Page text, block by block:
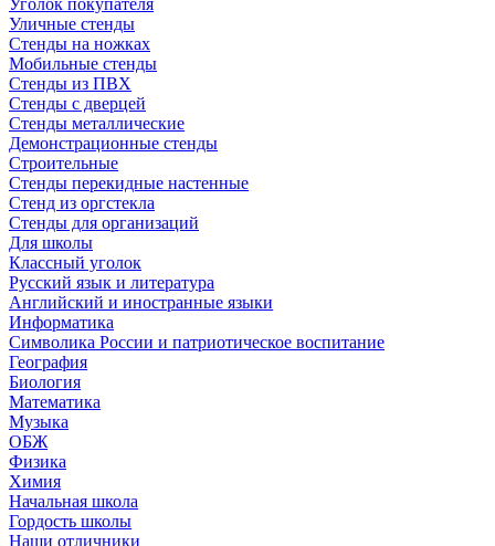
Уголок покупателя
Уличные стенды
Стенды на ножках
Мобильные стенды
Стенды из ПВХ
Стенды с дверцей
Стенды металлические
Демонстрационные стенды
Строительные
Стенды перекидные настенные
Стенд из оргстекла
Стенды для организаций
Для школы
Классный уголок
Русский язык и литература
Английский и иностранные языки
Информатика
Символика России и патриотическое воспитание
География
Биология
Математика
Музыка
ОБЖ
Физика
Химия
Начальная школа
Гордость школы
Наши отличники